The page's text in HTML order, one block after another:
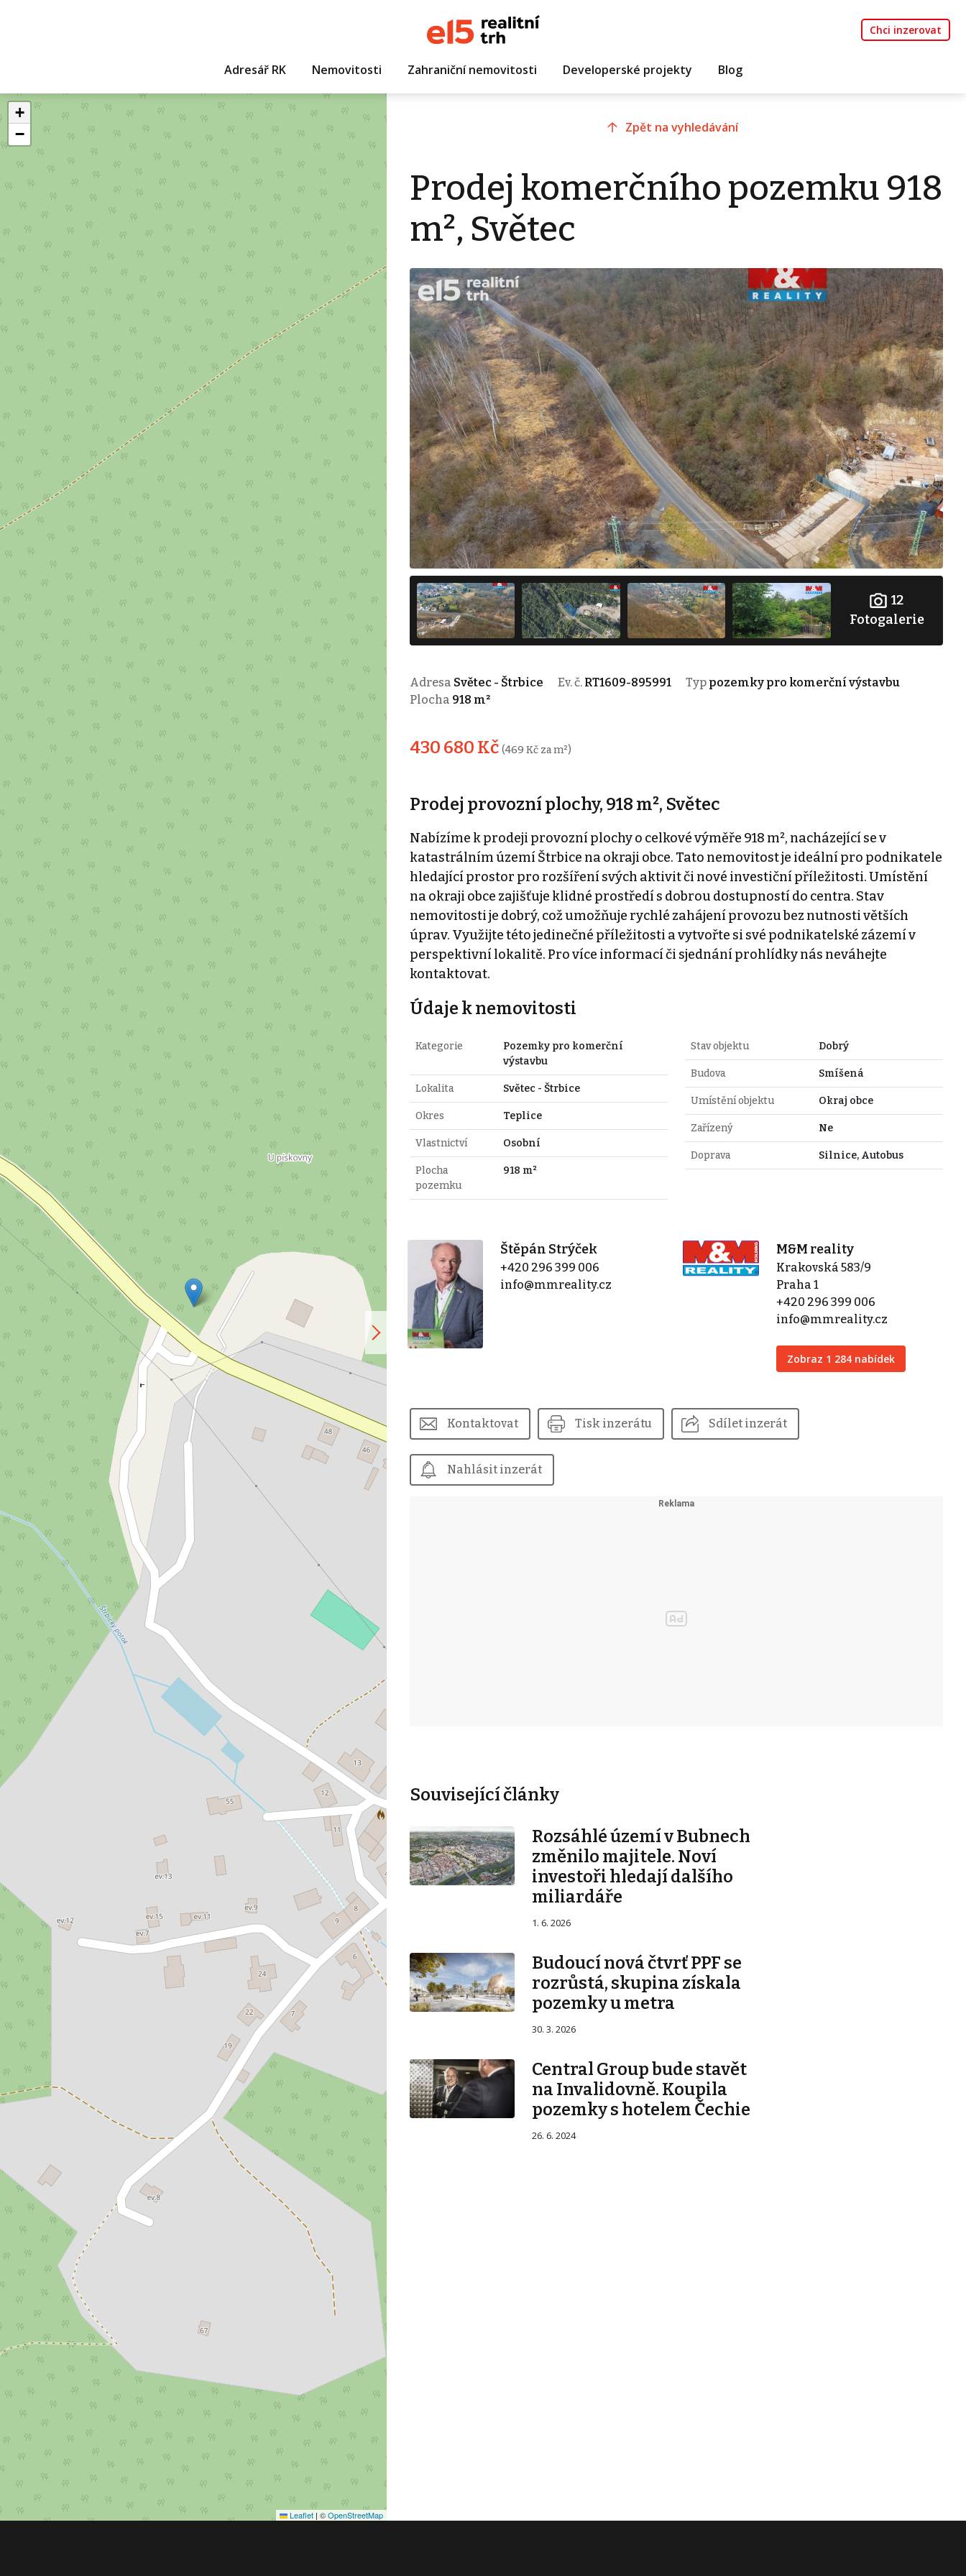
Chci inzerovat
Adresář RK Nemovitosti Zahraniční nemovitosti Developerské projekty Blog
+
−
Leaflet | ©OpenStreetMap
Zpět na vyhledávání
Prodej komerčního pozemku 918
m², Světec
12
Fotogalerie
Adresa Světec - Štrbice Ev. č. RT1609-895991 Typ pozemky pro komerční výstavbu
Plocha 918 m²
430 680 Kč (469 Kč za m²)
Prodej provozní plochy, 918 m², Světec
Nabízíme k prodeji provozní plochy o celkové výměře 918 m², nacházející se v
katastrálním území Štrbice na okraji obce. Tato nemovitost je ideální pro podnikatele
hledající prostor pro rozšíření svých aktivit či nové investiční příležitosti. Umístění
na okraji obce zajišťuje klidné prostředí s dobrou dostupností do centra. Stav
nemovitosti je dobrý, což umožňuje rychlé zahájení provozu bez nutnosti větších
úprav. Využijte této jedinečné příležitosti a vytvořte si své podnikatelské zázemí v
perspektivní lokalitě. Pro více informací či sjednání prohlídky nás neváhejte
kontaktovat.
Údaje k nemovitosti
Kategorie
Pozemky pro komerční
výstavbu
Lokalita Světec - Štrbice
Okres Teplice
Vlastnictví Osobní
Plocha
pozemku
918 m²
Stav objektu Dobrý
Budova Smíšená
Umístění objektu Okraj obce
Zařízený Ne
Doprava Silnice, Autobus
Štěpán Strýček
+420 296 399 006
info@mmreality.cz
M&M reality
Krakovská 583/9
Praha 1
+420 296 399 006
info@mmreality.cz
Zobraz 1 284 nabídek
Kontaktovat Tisk inzerátu Sdílet inzerát
Nahlásit inzerát
Související články
Rozsáhlé území v Bubnech
změnilo majitele. Noví
investoři hledají dalšího
miliardáře
1. 6. 2026
Budoucí nová čtvrť PPF se
rozrůstá, skupina získala
pozemky u metra
30. 3. 2026
Central Group bude stavět
na Invalidovně. Koupila
pozemky s hotelem Čechie
26. 6. 2024